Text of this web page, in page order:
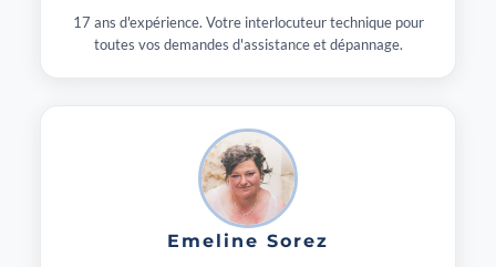
17 ans d'expérience. Votre interlocuteur technique pour
toutes vos demandes d'assistance et dépannage.
Emeline Sorez